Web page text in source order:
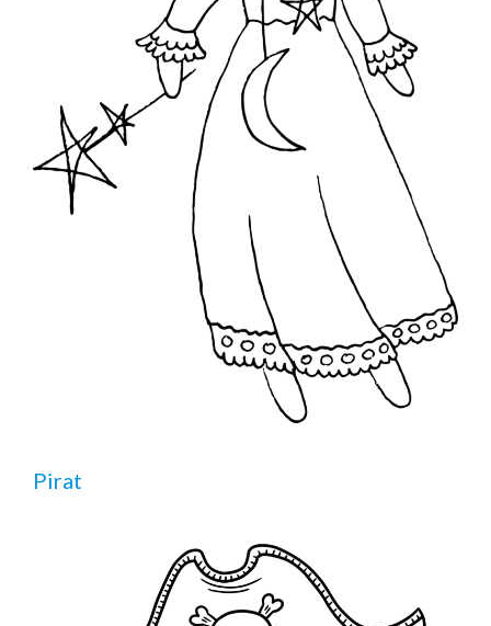
Pirat